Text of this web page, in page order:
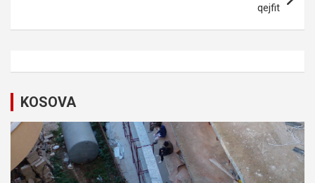
a
a
i
qejfit
KOSOVA